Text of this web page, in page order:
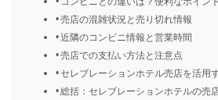
売店の混雑状況と売り切れ情報
近隣のコンビニ情報と営業時間
売店での支払い方法と注意点
セレブレーションホテル売店を活用
総括：セレブレーションホテルの売